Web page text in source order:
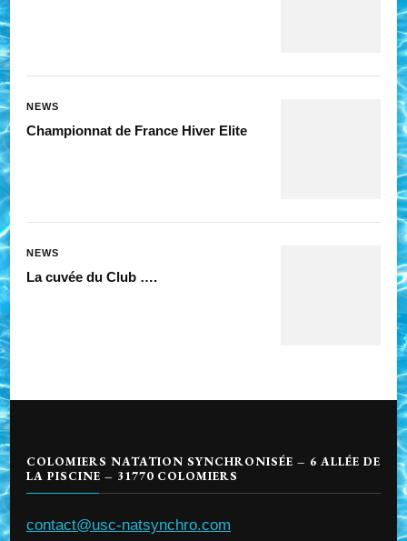
NEWS
Championnat de France Hiver Elite
NEWS
La cuvée du Club ….
COLOMIERS NATATION SYNCHRONISÉE – 6 ALLÉE DE
LA PISCINE – 31770 COLOMIERS
contact@usc-natsynchro.com